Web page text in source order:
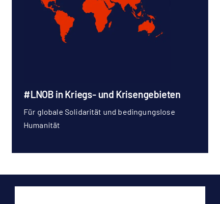
#LNOB in Kriegs- und Krisengebieten
Für globale Solidarität und bedingungslose
Humanität